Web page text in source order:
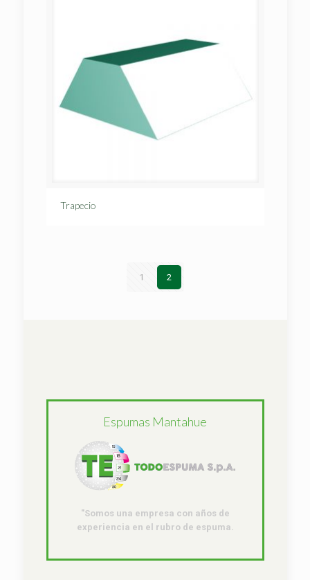
Trapecio
1 2
Espumas Mantahue
"Somos una empresa con años de
experiencia en el rubro de espuma.